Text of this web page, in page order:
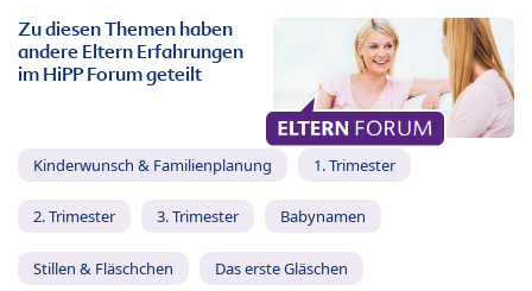
Zu diesen Themen haben
andere Eltern Erfahrungen
im HiPP Forum geteilt
Kinderwunsch & Familienplanung 1. Trimester
2. Trimester 3. Trimester Babynamen
Stillen & Fläschchen Das erste Gläschen